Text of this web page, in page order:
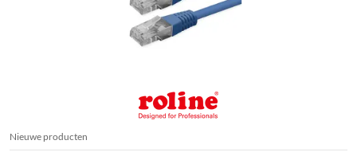
Nieuwe producten